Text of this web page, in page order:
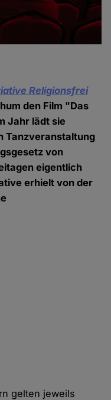
Religionsfrei
den Film "Das
Jahr lädt sie
Tanzveranstaltung
von
eigentlich
erhielt von der
gelten jeweils